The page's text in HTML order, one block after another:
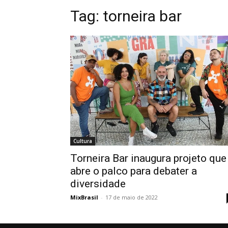
Tag: torneira bar
Cultura
Torneira Bar inaugura projeto que
abre o palco para debater a
diversidade
MixBrasil - 17 de maio de 2022